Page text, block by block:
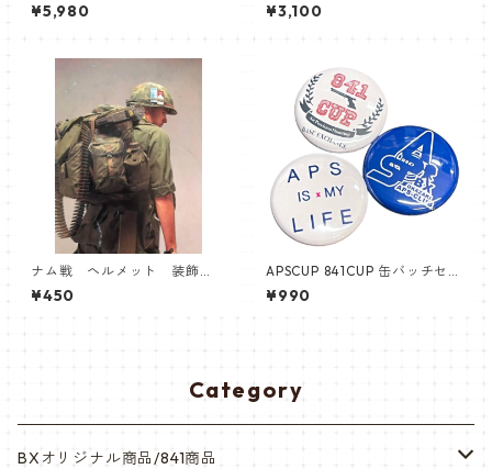
¥5,980 ¥3,100
ナム戦 ヘルメット 装飾
品 レプリカ Maralboro タ
バコケース
¥450
APSCUP 841CUP 缶バッチセ
ット 3個入り
¥990
Category
BXオリジナル商品/841商品